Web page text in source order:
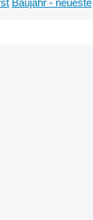
Baujahr - neueste